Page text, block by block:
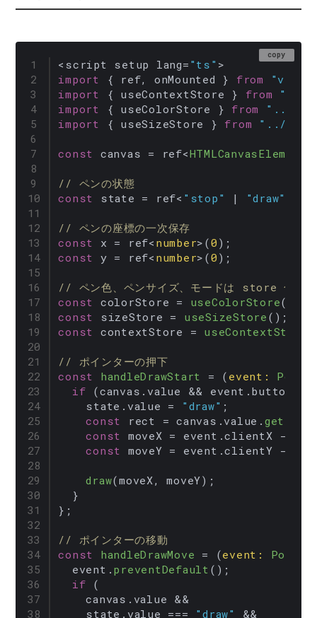
copy
<script setup lang= "ts"
import { ref, onMounted } from "vue"
import { useContextStore } from
"../
import { useColorStore } from
"../
import { useSizeStore } from "../
const canvas = ref<HTMLCanvasElement
// ペンの状態
const
state = ref< "stop" | "draw"
// ペンの座標の一次保存
const
x = ref< number>(0
const y = ref< number>(0 );
// ペン色、ペンサイズ、モードは store 化
const colorStore = useColorStore
const
sizeStore = useSizeStore
const contextStore = useContextStore
// ポインターの押下
const
handleDrawStart = ( event :
if (canvas. value && event. button
    state.
value = "draw" ;
const
rect = canvas. value .
const moveX = event.clientX -
const moveY = event.clientY -
draw(moveX, moveY);
  }
};
// ポインターの移動
const
handleDrawMove = (event :
  event.
preventDefault ();
if (
    canvas.
value &&
    state.
value === "draw" &&